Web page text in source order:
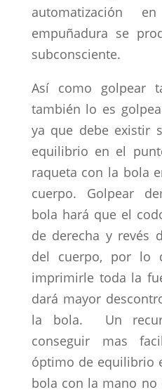
automatización
empuñadura se
subconsciente.
Así como golpear
también lo es
ya que debe existir
equilibrio en el
raqueta con la bola
cuerpo. Golpear
bola hará que el
de derecha y revés
del cuerpo, por lo
imprimirle toda la
dará mayor
la bola. Un
conseguir mas
óptimo de equilibrio
bola con la mano no